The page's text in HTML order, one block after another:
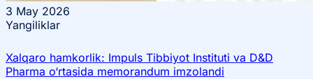
3 May 2026
Yangiliklar
Xalqaro hamkorlik: Impuls Tibbiyot Instituti va D&D
Pharma o‘rtasida memorandum imzolandi